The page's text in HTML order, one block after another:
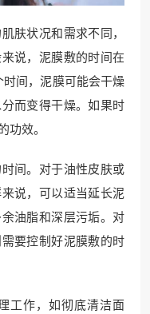
肤状况和需求不同，
说，泥膜敷的时间在
时间，泥膜可能会干燥
而变得干燥。如果时
功效。
间。对于油性皮肤或
说，可以适当延长泥
油脂和深层污垢。对
要控制好泥膜敷的时
工作，如彻底清洁面